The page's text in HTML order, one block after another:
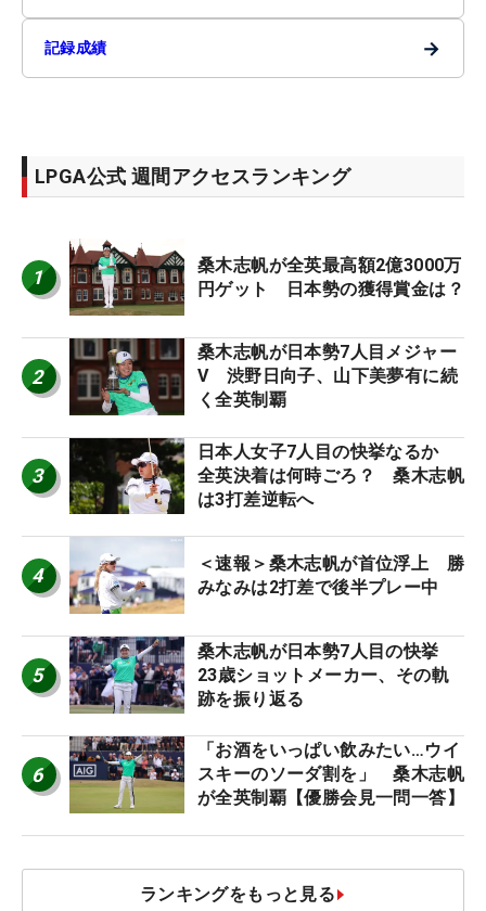
記録成績 →
LPGA公式 週間アクセスランキング
1
桑木志帆が全英最高額2億3000万
円ゲット 日本勢の獲得賞金は？
2
桑木志帆が日本勢7人目メジャー
V 渋野日向子、山下美夢有に続
く全英制覇
3
日本人女子7人目の快挙なるか
全英決着は何時ごろ？ 桑木志帆
は3打差逆転へ
4
＜速報＞桑木志帆が首位浮上 勝
みなみは2打差で後半プレー中
5
桑木志帆が日本勢7人目の快挙
23歳ショットメーカー、その軌
跡を振り返る
6
「お酒をいっぱい飲みたい…ウイ
スキーのソーダ割を」 桑木志帆
が全英制覇【優勝会見一問一答】
ランキングをもっと見る